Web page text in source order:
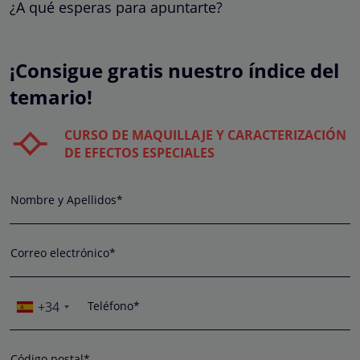
¿A qué esperas para apuntarte?
¡Consigue gratis nuestro índice del
temario!
CURSO DE MAQUILLAJE Y CARACTERIZACIÓN
DE EFECTOS ESPECIALES
Nombre y Apellidos*
Correo electrónico*
+34 Teléfono*